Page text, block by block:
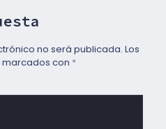
no será publicada. Los
con *